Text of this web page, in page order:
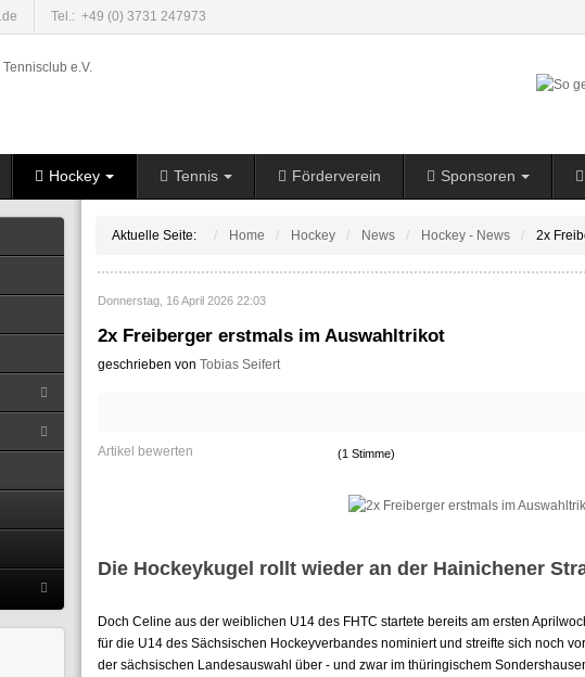
Tel.: +49 (0) 3731 247973
Hockey Tennis Förderverein Sponsoren
Aktuelle Seite: Home Hockey News Hockey - News 2x
Donnerstag, 16 April 2026 22:03
2x Freiberger erstmals im Auswahltrikot
geschrieben von Tobias Seifert
Artikel bewerten (1 Stimme)
Die Hockeykugel rollt wieder an der Hainichener
Doch Celine aus der weiblichen U14 des FHTC startete bereits am ersten
für die U14 des Sächsischen Hockeyverbandes nominiert und streifte sich noch
der sächsischen Landesauswahl über - und zwar im thüringischem